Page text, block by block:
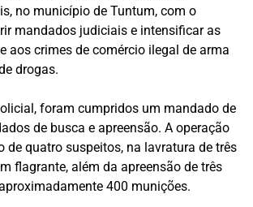
no município de Tuntum, com o
mandados judiciais e intensificar as
aos crimes de comércio ilegal de arma
drogas.
foram cumpridos um mandado de
de busca e apreensão. A operação
de quatro suspeitos, na lavratura de três
flagrante, além da apreensão de três
400 munições.